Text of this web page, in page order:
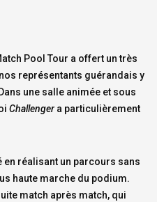
Pool Tour a offert un très
représentants guérandais y
une salle animée et sous
Challenger a particulièrement
en réalisant un parcours sans
haute marche du podium.
match après match, qui